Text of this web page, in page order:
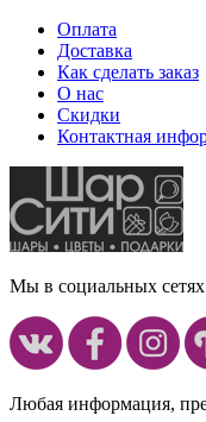
Оплата
Доставка
Как сделать заказ
О нас
Скидки
Контактная
Мы в социальных
Любая информация,